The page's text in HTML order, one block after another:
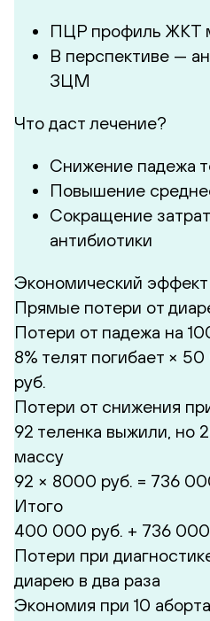
ПЦР профиль ЖКТ
В перспективе —
ЗЦМ
Что даст лечение?
Снижение падежа
Повышение
Сокращение
антибиотики
Экономический эффект
Прямые потери от
Потери от падежа на
8% телят погибает ×
руб.
Потери от снижения
92 теленка выжили, но
массу
92 × 8000 руб. = 736
Итого
400 000 руб. + 736 000
Потери при
диарею в два раза
Экономия при 10